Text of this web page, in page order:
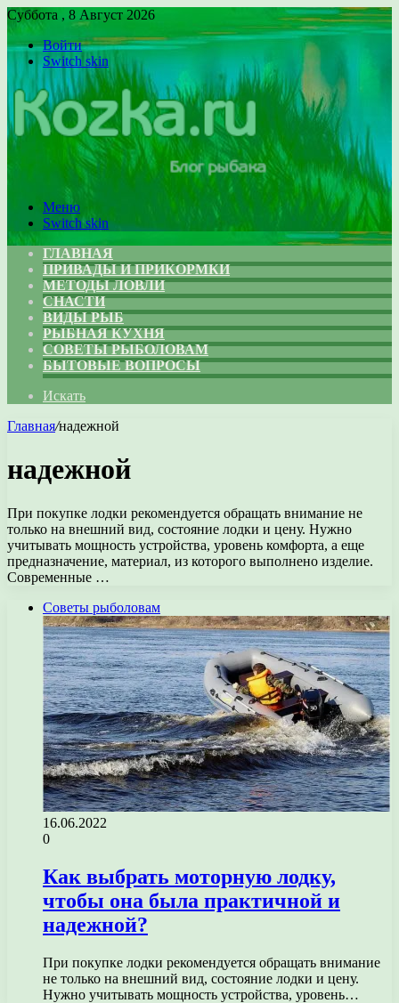
Суббота , 8 Август 2026
Войти
Switch skin
Меню
Switch skin
ГЛАВНАЯ
ПРИВАДЫ И ПРИКОРМКИ
МЕТОДЫ ЛОВЛИ
СНАСТИ
ВИДЫ РЫБ
РЫБНАЯ КУХНЯ
СОВЕТЫ РЫБОЛОВАМ
БЫТОВЫЕ ВОПРОСЫ
Искать
Главная/надежной
надежной
При покупке лодки рекомендуется обращать внимание не
только на внешний вид, состояние лодки и цену. Нужно
учитывать мощность устройства, уровень комфорта, а еще
предназначение, материал, из которого выполнено изделие.
Современные …
Советы рыболовам
16.06.2022
0
Как выбрать моторную лодку,
чтобы она была практичной и
надежной?
При покупке лодки рекомендуется обращать внимание
не только на внешний вид, состояние лодки и цену.
Нужно учитывать мощность устройства, уровень…